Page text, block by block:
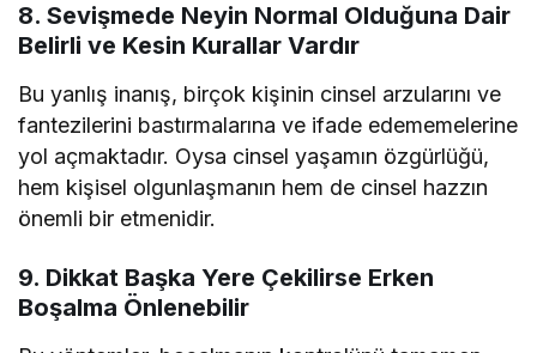
8. Sevişmede Neyin Normal Olduğuna Dair
Belirli ve Kesin Kurallar Vardır
Bu yanlış inanış, birçok kişinin cinsel arzularını ve
fantezilerini bastırmalarına ve ifade edememelerine
yol açmaktadır. Oysa cinsel yaşamın özgürlüğü,
hem kişisel olgunlaşmanın hem de cinsel hazzın
önemli bir etmenidir.
9. Dikkat Başka Yere Çekilirse Erken
Boşalma Önlenebilir